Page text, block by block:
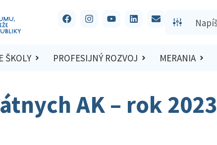
ŠKOLY PROFESIJNÝ ROZVOJ MERANIA
AK – rok 2023